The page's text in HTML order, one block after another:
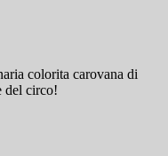
colorita carovana di
del circo!